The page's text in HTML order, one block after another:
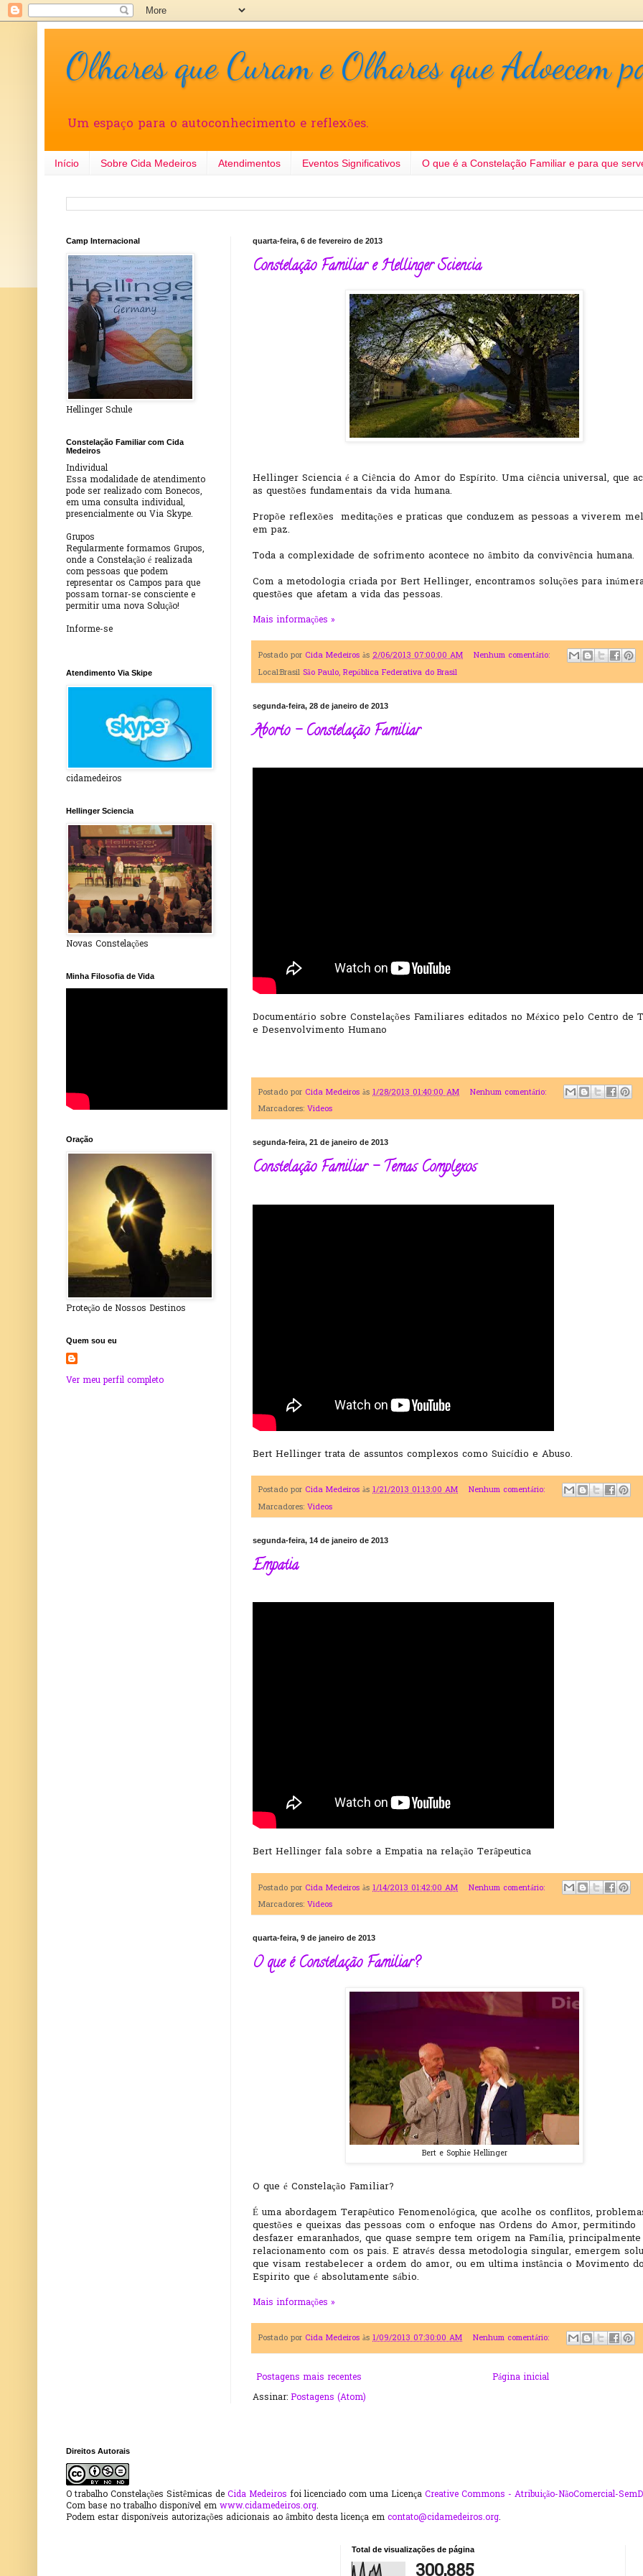
Olhares que Curam e Olhares que Adoecem
Um espaço para o autoconhecimento e reflexões.
Início Sobre Cida Medeiros Atendimentos Eventos Significativos O que é a Constelação Familiar e para que
quarta-feira, 6 de fevereiro de 2013
Constelação Familiar e Hellinger Sciencia
Hellinger Sciencia é a Ciência do Amor do Espírito. Uma ciência universal, que
as questões fundamentais da vida humana.
Propõe reflexões meditações e praticas que conduzem as pessoas a viverem
em paz.
Toda a complexidade de sofrimento acontece no âmbito da convivência humana.
Com a metodologia criada por Bert Hellinger, encontramos soluções para
questões que afetam a vida das pessoas.
Mais informações »
Postado por Cida Medeiros às 2/06/2013 07:00:00 AM
Nenhum comentário:
Local:Brasil São Paulo, República Federativa do Brasil
segunda-feira, 28 de janeiro de 2013
Aborto - Constelação Familiar
Documentário sobre Constelações Familiares editados no México pelo Centro de
e Desenvolvimento Humano
Postado por Cida Medeiros às 1/28/2013 01:40:00 AM
Nenhum comentário:
Marcadores: Videos
segunda-feira, 21 de janeiro de 2013
Constelação Familiar - Temas Complexos
Bert Hellinger trata de assuntos complexos como Suicídio e Abuso.
Postado por Cida Medeiros às 1/21/2013 01:13:00 AM
Nenhum comentário:
Marcadores: Videos
segunda-feira, 14 de janeiro de 2013
Empatia
Bert Hellinger fala sobre a Empatia na relação Terâpeutica
Postado por Cida Medeiros às 1/14/2013 01:42:00 AM
Nenhum comentário:
Marcadores: Videos
quarta-feira, 9 de janeiro de 2013
O que é Constelação Familiar?
Bert e Sophie Hellinger
O que é Constelação Familiar?
É uma abordagem Terapêutico Fenomenológica, que acolhe os conflitos,
questões e queixas das pessoas com o enfoque nas Ordens do Amor, permitindo
desfazer emaranhados, que quase sempre tem origem na Família, principalmente
relacionamento com os pais. E através dessa metodologia singular, emergem
que visam restabelecer a ordem do amor, ou em ultima instância o Movimento do
Espirito que é absolutamente sábio.
Mais informações »
Postado por Cida Medeiros às 1/09/2013 07:30:00 AM Nenhum comentário:
Postagens mais recentes
Página inicial
Assinar: Postagens (Atom)
Camp Internacional
Hellinger Schule
Constelação Familiar com Cida
Medeiros
Individual
Essa modalidade de atendimento
pode ser realizado com Bonecos,
em uma consulta individual,
presencialmente ou Via Skype.
Grupos
Regularmente formamos Grupos,
onde a Constelação é realizada
com pessoas que podem
representar os Campos para que
possam tornar-se consciente e
permitir uma nova Solução!
Informe-se
Atendimento Via Skipe
cidamedeiros
Hellinger Sciencia
Novas Constelações
Minha Filosofia de Vida
Oração
Proteção de Nossos Destinos
Quem sou eu
Ver meu perfil completo
Direitos Autorais
O trabalho Constelações Sistêmicas de Cida Medeiros foi licenciado com uma Licença Creative Commons - Atribuição-NãoComercial-
Com base no trabalho disponível em www.cidamedeiros.org.
Podem estar disponíveis autorizações adicionais ao âmbito desta licença em contato@cidamedeiros.org.
Total de visualizações de página